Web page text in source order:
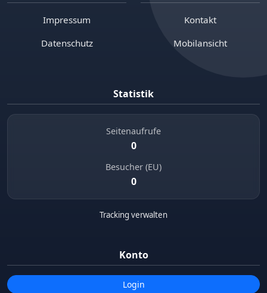
Impressum
Datenschutz
Kontakt
Mobilansicht
Statistik
Seitenaufrufe
0
Besucher (EU)
0
Tracking verwalten
Konto
Login